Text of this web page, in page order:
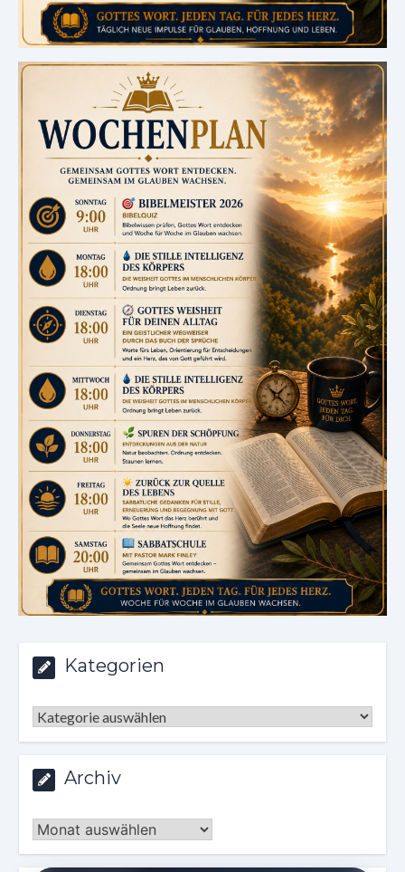
Kategorien
Kategorien
Archiv
Archiv